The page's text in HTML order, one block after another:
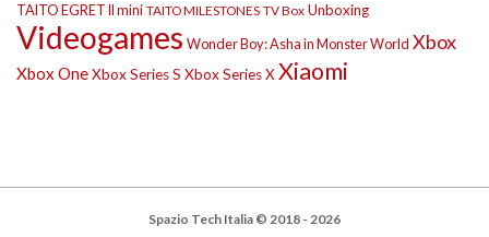
TAITO EGRET II mini TAITO MILESTONES TV Box Unboxing
Videogames Wonder Boy: Asha in Monster World Xbox
Xbox OneXbox Series S Xbox Series XXiaomi
Spazio Tech Italia © 2018 - 2026